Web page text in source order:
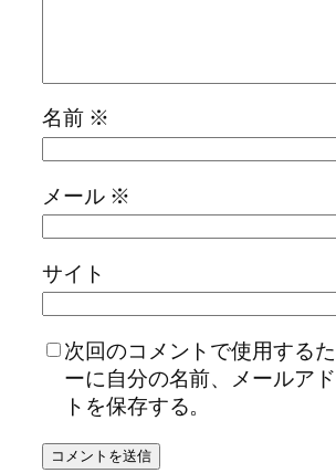
名前 ※
メール ※
サイト
次回のコメントで使用する
ーに自分の名前、メールア
トを保存する。